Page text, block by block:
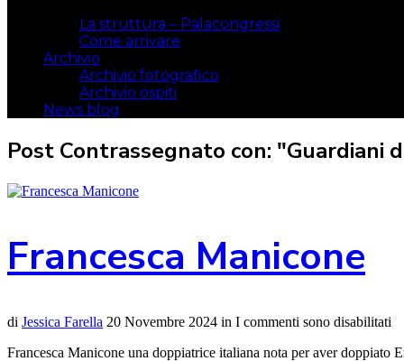
La struttura – Palacongressi
Come arrivare
Archivio
Archivio fotografico
Archivio ospiti
News blog
Post Contrassegnato con: "Guardiani
Francesca Manicone
di Jessica Farella 20 Novembre 2024 in I commenti sono disabilitati
Francesca Manicone una doppiatrice italiana nota per aver doppiato